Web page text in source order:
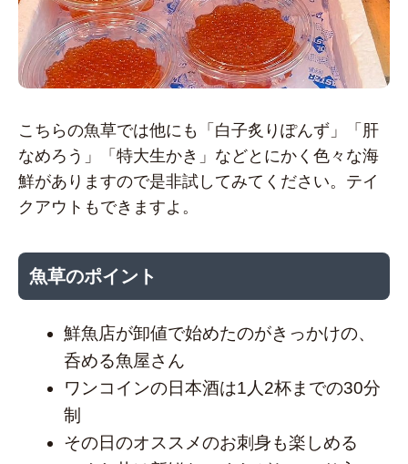
こちらの魚草では他にも「白子炙りぽんず」「肝
なめろう」「特大生かき」などとにかく色々な海
鮮がありますので是非試してみてください。テイ
クアウトもできますよ。
魚草のポイント
鮮魚店が卸値で始めたのがきっかけの、
呑める魚屋さん
ワンコインの日本酒は1人2杯までの30分
制
その日のオススメのお刺身も楽しめる